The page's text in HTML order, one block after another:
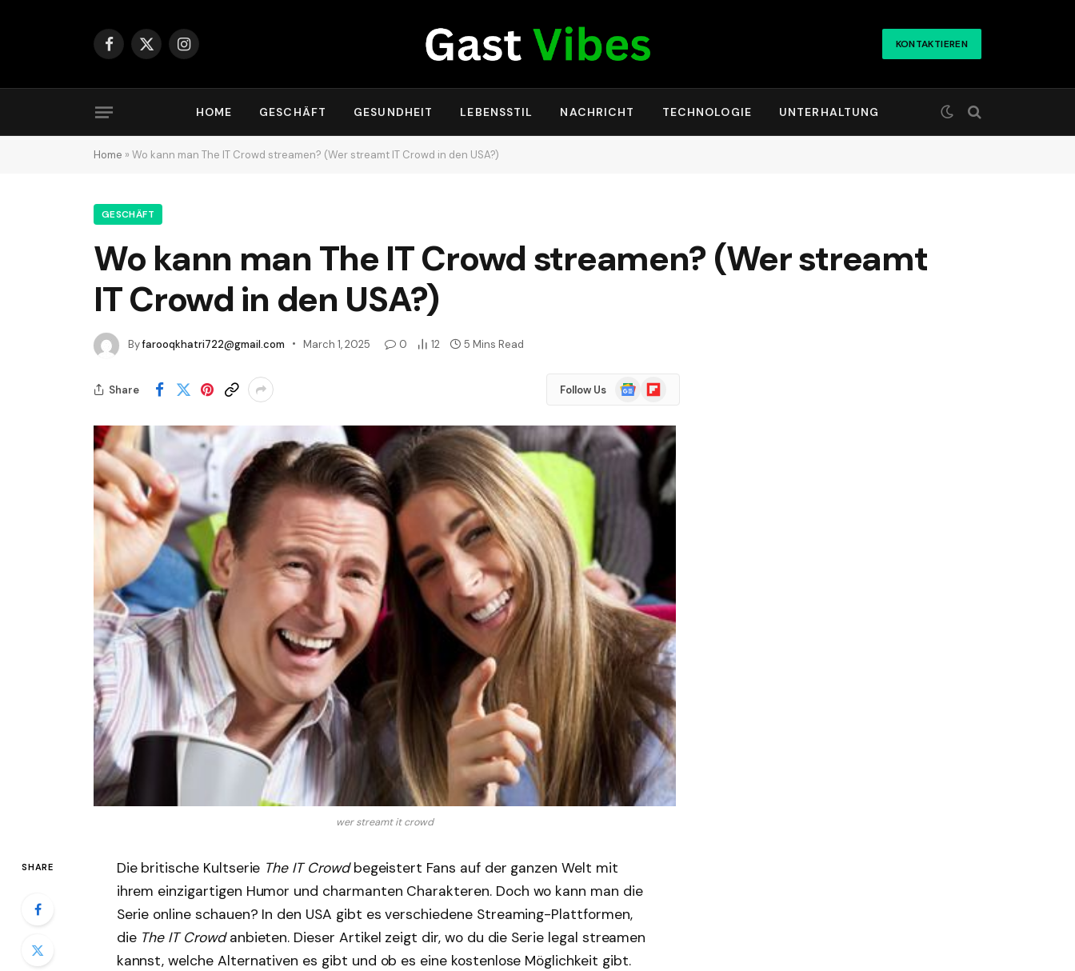
Facebook
X
Instagram KONTAKTIEREN
HOME GESCHÄFT GESUNDHEIT LEBENSSTIL NACHRICHT TECHNOLOGIE UNTERHALTUNG
Home » Wo kann man The IT Crowd streamen? (Wer streamt IT Crowd in den USA?)
GESCHÄFT
Wo kann man The IT Crowd streamen? (Wer streamt
IT Crowd in den USA?)
Byfarooqkhatri722@gmail.com March 1, 2025 0 12 5 Mins Read
Share Follow Us
Google
News
Flipboard
wer streamt it crowd
SHARE Die britische Kultserie The IT Crowdbegeistert Fans auf der ganzen Welt mit
ihrem einzigartigen Humor und charmanten Charakteren. Doch wo kann man die
Serie online schauen? In den USA gibt es verschiedene Streaming-Plattformen,
die The IT Crowdanbieten. Dieser Artikel zeigt dir, wo du die Serie legal streamen
kannst, welche Alternativen es gibt und ob es eine kostenlose Möglichkeit gibt.